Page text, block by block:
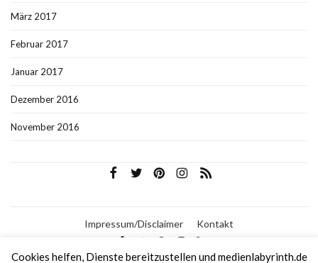
März 2017
Februar 2017
Januar 2017
Dezember 2016
November 2016
Impressum/Disclaimer Kontakt
Cookies helfen, Dienste bereitzustellen und medienlabyrinth.de